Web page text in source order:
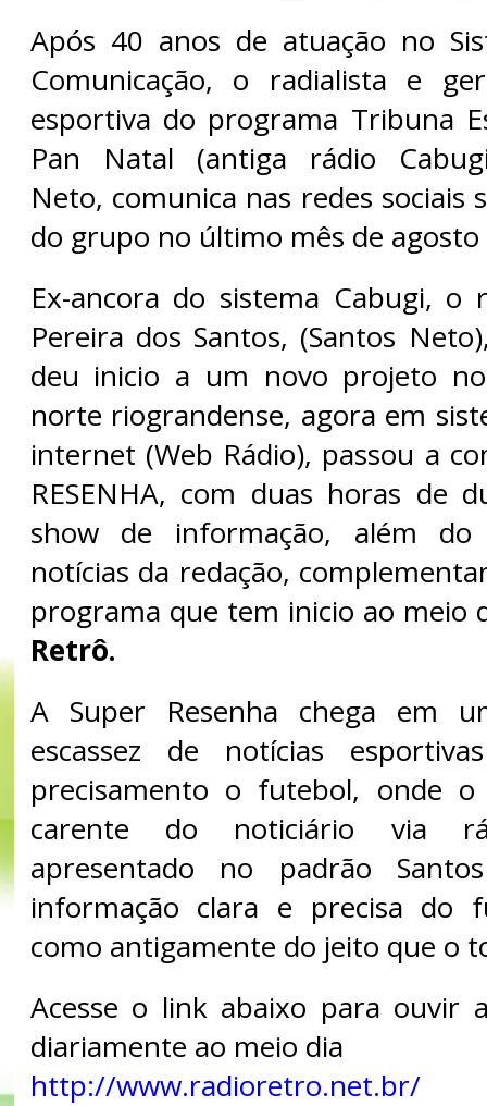
Após 40 anos de atuação no
Comunicação, o radialista e
esportiva do programa Tribuna
Pan Natal (antiga rádio
Neto, comunica nas redes sociais
do grupo no último mês de agosto
Ex-ancora do sistema Cabugi, o
Pereira dos Santos, (Santos
deu inicio a um novo projeto
norte riograndense, agora em
internet (Web Rádio), passou a
RESENHA, com duas horas de
show de informação, além
notícias da redação,
programa que tem inicio ao meio
Retrô.
A Super Resenha chega em
escassez de notícias
precisamento o futebol, onde o
carente do noticiário via
apresentado no padrão
informação clara e precisa do
como antigamente do jeito que o
Acesse o link abaixo para ouvir
diariamente ao meio dia
http://www.radioretro.net.br/